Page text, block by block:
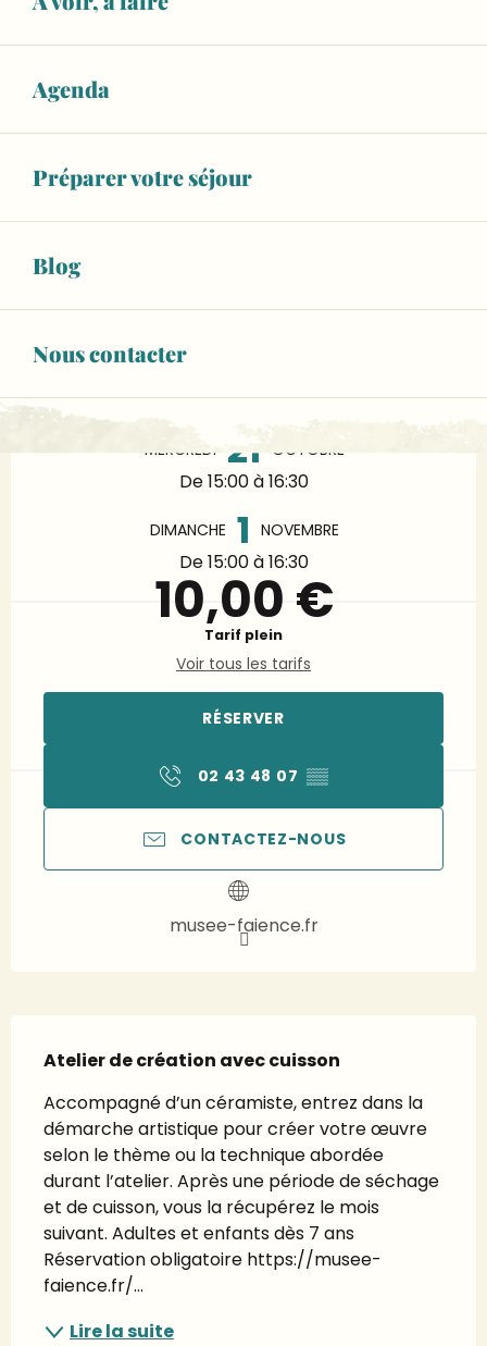
Agenda
Préparer votre séjour
Blog
Nous contacter
Ouverture et coordonnées
MERCREDI
De 15:00 à 16:30
MERCREDI 21 OCTOBRE
De 15:00 à 16:30
DIMANCHE 1 NOVEMBRE
De 15:00 à 16:30
10,00 €
Tarif plein
Voir tous les tarifs
RÉSERVER
02 43 48 07 ▒▒
CONTACTEZ-NOUS
musee-faience.fr
Atelier de création avec cuisson
Accompagné d’un céramiste, entrez dans la
démarche artistique pour créer votre œuvre
selon le thème ou la technique abordée
durant l’atelier. Après une période de séchage
et de cuisson, vous la récupérez le mois
suivant. Adultes et enfants dès 7 ans
Réservation obligatoire https://musee-
faience.fr/...
Lire la suite